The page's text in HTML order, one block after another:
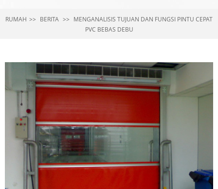
RUMAH BERITA
MENGANALISIS TUJUAN DAN FUNGSI PINTU CEPAT
PVC BEBAS DEBU